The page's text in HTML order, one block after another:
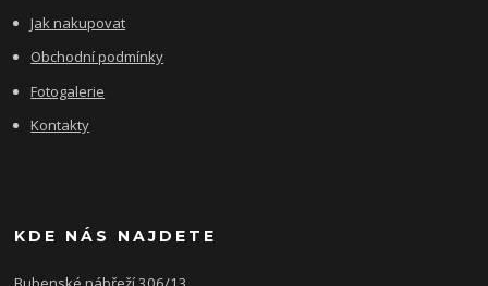
Jak nakupovat
Obchodní podmínky
Fotogalerie
Kontakty
KDE NÁS NAJDETE